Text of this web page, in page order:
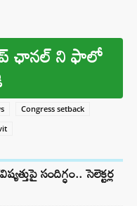
ఛానల్ ని ఫాలో
Congress setback
సందిగ్ధం.. సెలెక్టర్ల